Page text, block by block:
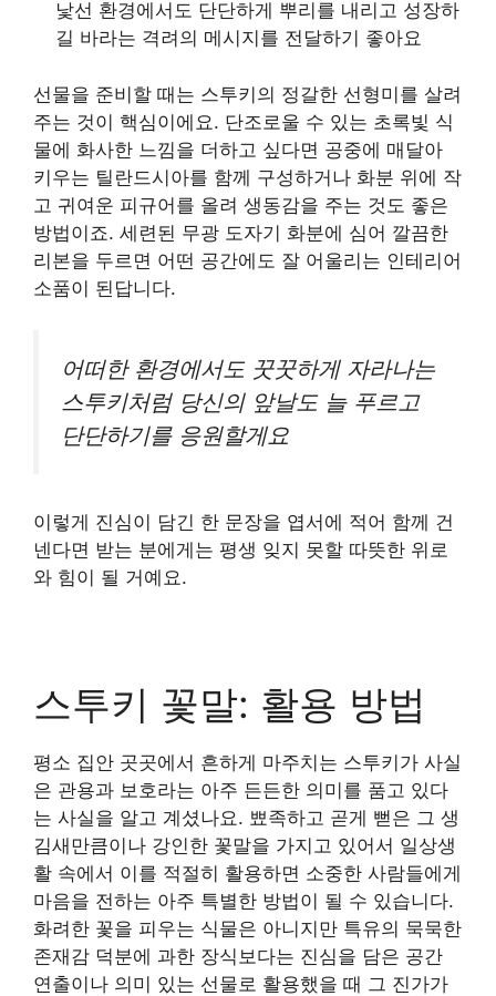
낯선 환경에서도 단단하게 뿌리를 내리고 성장하
길 바라는 격려의 메시지를 전달하기 좋아요
선물을 준비할 때는 스투키의 정갈한 선형미를 살려
주는 것이 핵심이에요. 단조로울 수 있는 초록빛 식
물에 화사한 느낌을 더하고 싶다면 공중에 매달아
키우는 틸란드시아를 함께 구성하거나 화분 위에 작
고 귀여운 피규어를 올려 생동감을 주는 것도 좋은
방법이죠. 세련된 무광 도자기 화분에 심어 깔끔한
리본을 두르면 어떤 공간에도 잘 어울리는 인테리어
소품이 된답니다.
어떠한 환경에서도 꿋꿋하게 자라나는
스투키처럼 당신의 앞날도 늘 푸르고
단단하기를 응원할게요
이렇게 진심이 담긴 한 문장을 엽서에 적어 함께 건
넨다면 받는 분에게는 평생 잊지 못할 따뜻한 위로
와 힘이 될 거예요.
스투키 꽃말: 활용 방법
평소 집안 곳곳에서 흔하게 마주치는 스투키가 사실
은 관용과 보호라는 아주 든든한 의미를 품고 있다
는 사실을 알고 계셨나요. 뾰족하고 곧게 뻗은 그 생
김새만큼이나 강인한 꽃말을 가지고 있어서 일상생
활 속에서 이를 적절히 활용하면 소중한 사람들에게
마음을 전하는 아주 특별한 방법이 될 수 있습니다.
화려한 꽃을 피우는 식물은 아니지만 특유의 묵묵한
존재감 덕분에 과한 장식보다는 진심을 담은 공간
연출이나 의미 있는 선물로 활용했을 때 그 진가가